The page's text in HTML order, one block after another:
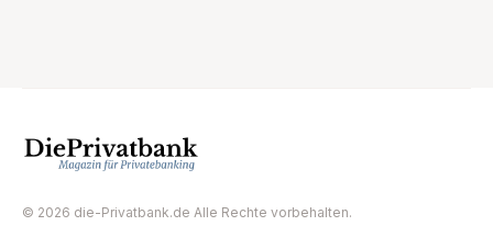
© 2026 die-Privatbank.de Alle Rechte vorbehalten.